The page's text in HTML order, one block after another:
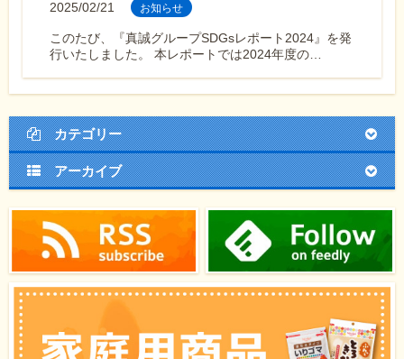
2025/02/21 お知らせ
このたび、『真誠グループSDGsレポート2024』を発
行いたしました。 本レポートでは2024年度の…
カテゴリー
アーカイブ